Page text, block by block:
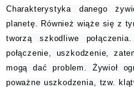
Charakterystyka danego
planetę. Również wiąże się z
tworzą szkodliwe
połączenie, uszkodzenie,
mogą dać problem. Żywioł
poważne uszkodzenia, tzw.